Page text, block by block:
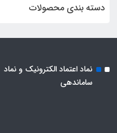
دسته بندی محصولات
نماد اعتماد الکترونیک و نماد
ساماندهی